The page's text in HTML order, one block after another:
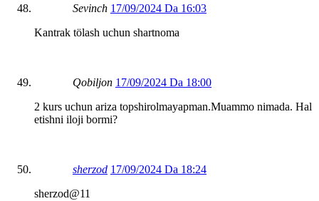
Sevinch 17/09/2024 Da 16:03
Kantrak tölash uchun shartnoma
Qobiljon 17/09/2024 Da 18:00
2 kurs uchun ariza topshirolmayapman.Muammo nimada. Hal
etishni iloji bormi?
sherzod 17/09/2024 Da 18:24
sherzod@11